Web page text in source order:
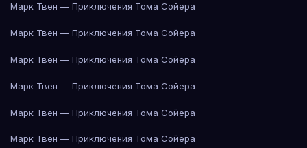
Марк Твен — Приключения Тома Сойера
Марк Твен — Приключения Тома Сойера
Марк Твен — Приключения Тома Сойера
Марк Твен — Приключения Тома Сойера
Марк Твен — Приключения Тома Сойера
Марк Твен — Приключения Тома Сойера